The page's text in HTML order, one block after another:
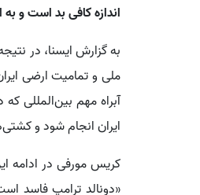
اندازه کافی بد است و
به گزارش ایسنا، در
آبراه مهم بین‌المللی
ایران انجام شود و
کریس مورفی در ادامه
«دونالد ترامپ فاسد